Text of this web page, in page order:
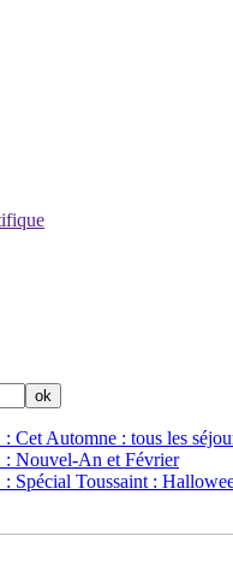
Cet Automne : tous les
: Nouvel-An et Février
Spécial Toussaint :